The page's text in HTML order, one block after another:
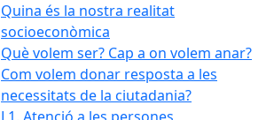
Quina és la nostra realitat
socioeconòmica
Què volem ser? Cap a on volem anar?
Com volem donar resposta a les
necessitats de la ciutadania?